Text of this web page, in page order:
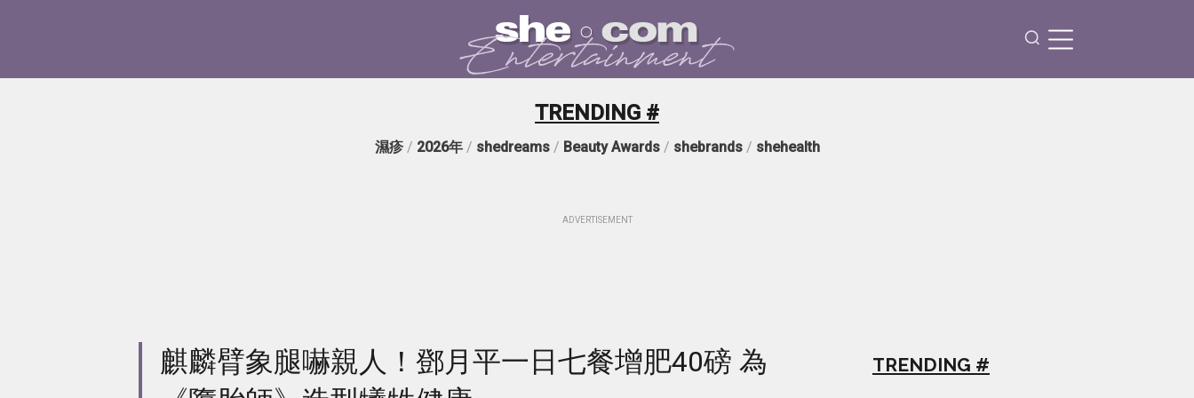
TRENDING #
濕疹/ 2026年/ shedreams/ Beauty Awards/ shebrands/ shehealth
ADVERTISEMENT
麒麟臂象腿嚇親人！鄧月平一日七餐增肥40磅 為
TRENDING #